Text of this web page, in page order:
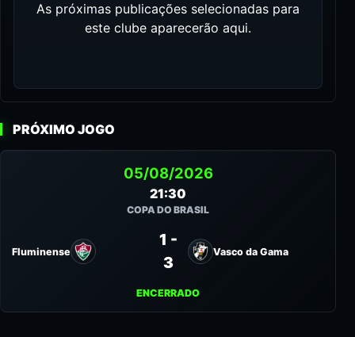
As próximas publicações selecionadas para
este clube aparecerão aqui.
PRÓXIMO JOGO
05/08/2026
21:30
COPA DO BRASIL
Fluminense
1 -
3
Vasco da Gama
ENCERRADO